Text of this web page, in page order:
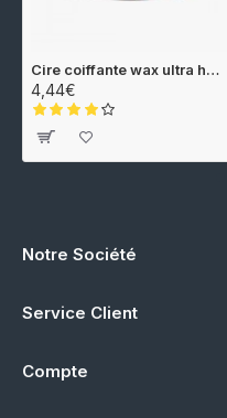
Cire coiffante wax ultra hold 150ml Gummy
4,44€
Notre Société
Service Client
Compte